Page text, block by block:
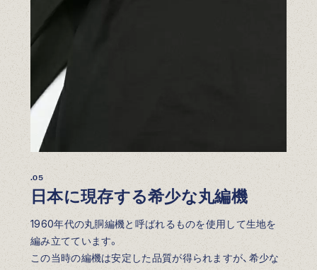
.05
日本に現存する希少な丸編機
1960年代の丸胴編機と呼ばれるものを使用して生地を
編み立てています。
この当時の編機は安定した品質が得られますが、希少な